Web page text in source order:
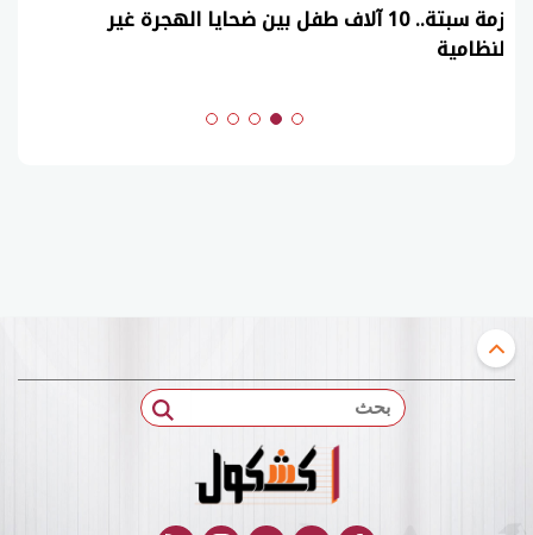
عاجل| نموذج حل امتحان أحياء ثانوية عامة 2026
(السنوات الماضية)
بحث